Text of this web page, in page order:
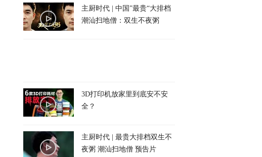
主厨时代 | 中国”最贵“大排档
潮汕扫地僧：双生不夜粥
3D打印机放家里到底安不安
全？
主厨时代 | 最贵大排档双生不
夜粥 潮汕扫地僧 预告片